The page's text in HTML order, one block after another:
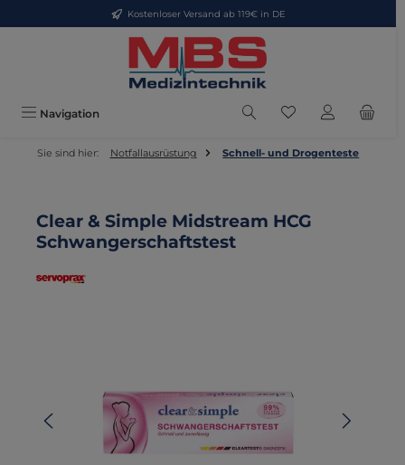
Zum Hauptinhalt springenKostenloser Versand ab 119€ in DE
Navigation Du hast 0
Sie sind hier: Notfallausrüstung Schnell- und Drogenteste
Clear & Simple Midstream HCG
Schwangerschaftstest